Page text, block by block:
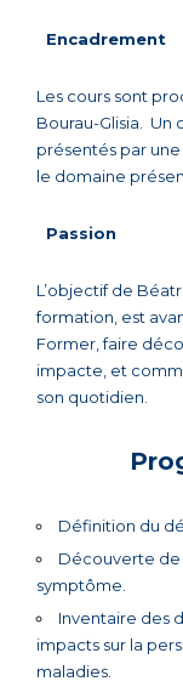
Encadrement
Les cours sont
Bourau-Glisia. Un
présentés par
le domaine
Passion
L’objectif de
formation, est
Former, faire
impacte, et
son quotidien.
Définition du
Découverte de
symptôme.
Inventaire des
impacts sur la
maladies.